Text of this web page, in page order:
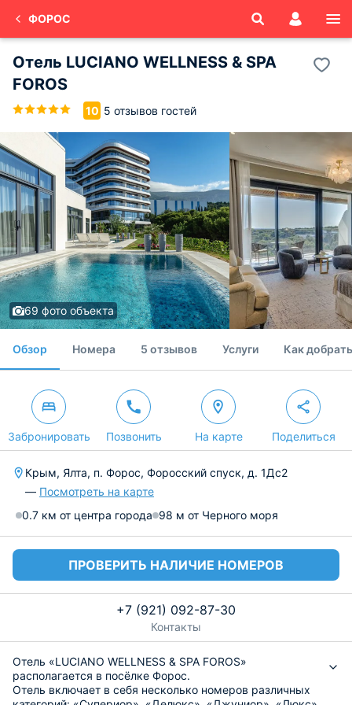
ФОРОС
Отель LUCIANO WELLNESS & SPA
FOROS
10 5 отзывов гостей
69 фото объекта
Обзор Номера 5 отзывов Услуги Как
Забронировать Позвонить На карте Поделиться
Крым, Ялта, п. Форос, Форосский спуск, д. 1Дс2
— Посмотреть на карте
0.7 км от центра города 98 м от Черного моря
ПРОВЕРИТЬ НАЛИЧИЕ НОМЕРОВ
+7 (921) 092-87-30
Контакты
Отель «LUCIANO WELLNESS & SPA FOROS»
располагается в посёлке Форос.
Отель включает в себя несколько номеров различных